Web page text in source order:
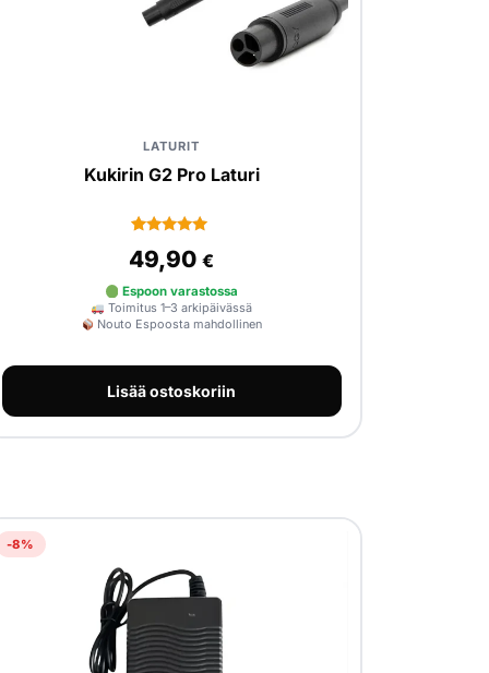
LATURIT
Kukirin G2 Pro Laturi
5.00
5:stä
perustuen
asiakkaan
arvotukseen.
49,90€
Espoon varastossa
Toimitus 1–3 arkipäivässä
Nouto Espoosta mahdollinen
Lisää ostoskoriin
-8%